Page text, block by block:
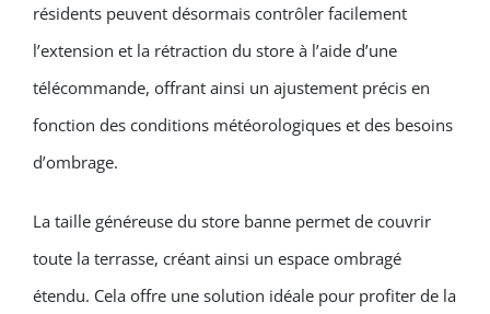
résidents peuvent désormais contrôler facilement
l’extension et la rétraction du store à l’aide d’une
télécommande, offrant ainsi un ajustement précis en
fonction des conditions météorologiques et des besoins
d’ombrage.
La taille généreuse du store banne permet de couvrir
toute la terrasse, créant ainsi un espace ombragé
étendu. Cela offre une solution idéale pour profiter de la